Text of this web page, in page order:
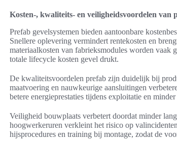
Kosten-, kwaliteits- en veiligheidsvoordelen van
Prefab gevelsystemen bieden aantoonbare
Snellere oplevering vermindert rentekosten en
materiaalkosten van fabrieksmodules worden vaak
totale lifecycle kosten gevel drukt.
De kwaliteitsvoordelen prefab zijn duidelijk bij
maatvoering en nauwkeurige aansluitingen
betere energieprestaties tijdens exploitatie en
Veiligheid bouwplaats verbetert doordat minder
hoogwerkeruren verkleint het risico op
hijsprocedures en training bij montage, zodat de